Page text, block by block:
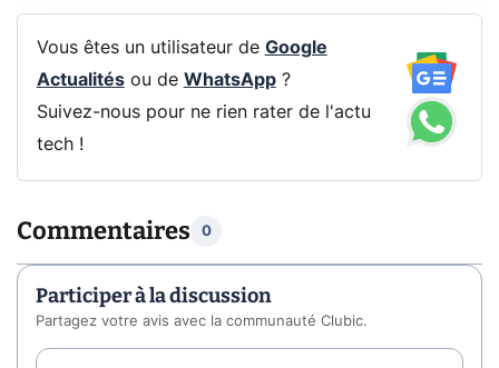
Vous êtes un utilisateur de Google
Actualitésou de WhatsApp?
Suivez-nous pour ne rien rater de l'actu
tech !
Commentaires 0
Participer à la discussion
Partagez votre avis avec la communauté Clubic.